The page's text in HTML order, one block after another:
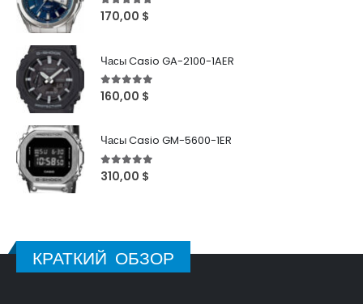
5out of 5
170,00 $
Часы Casio GA-2100-1AER
5out of 5
160,00 $
Часы Casio GM-5600-1ER
5out of 5
310,00 $
КРАТКИЙ ОБЗОР